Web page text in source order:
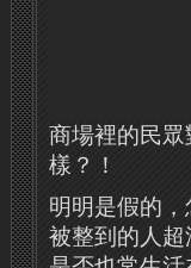
商場裡的民
樣？！
明明是假的
被整到的人